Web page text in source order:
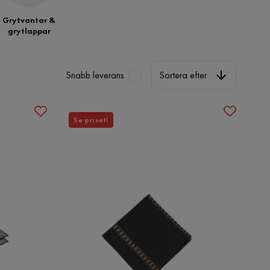
Grytvantar &
grytlappar
Snabb leverans Sortera efter
Se priset!